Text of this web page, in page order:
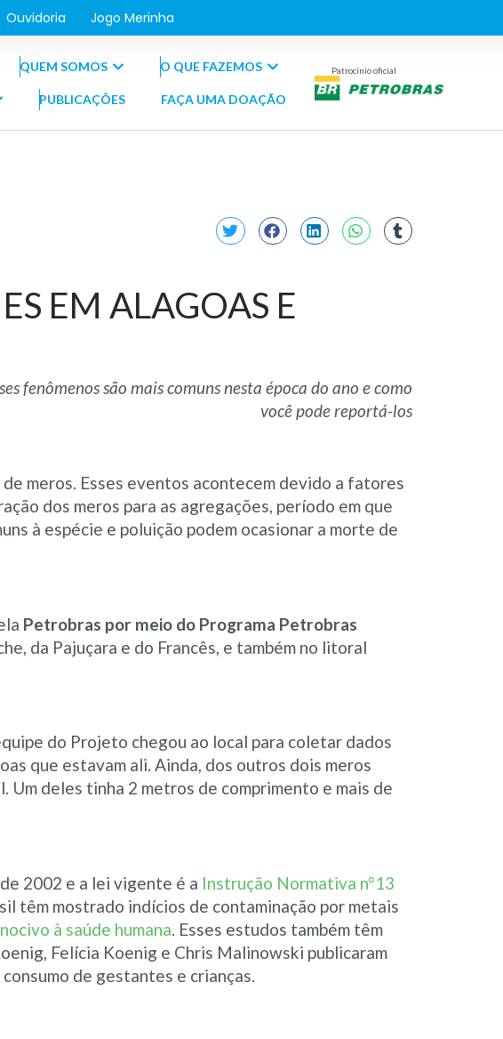
Ouvidoria Jogo Merinha
QUEM SOMOS O QUE FAZEMOS
PUBLICAÇÕES FAÇA UMA DOAÇÃO
Patrocínio oficial
EM ALAGOAS E
fenômenos são mais comuns nesta época do ano e como
você pode reportá-los
meros. Esses eventos acontecem devido a fatores
dos meros para as agregações, período em que
à espécie e poluição podem ocasionar a morte de
Petrobras por meio do Programa Petrobras
da Pajuçara e do Francês, e também no litoral
do Projeto chegou ao local para coletar dados
que estavam ali. Ainda, dos outros dois meros
deles tinha 2 metros de comprimento e mais de
2002 e a lei vigente é a Instrução Normativa n°13
têm mostrado indícios de contaminação por metais
nocivo à saúde humana. Esses estudos também têm
Felícia Koenig e Chris Malinowski publicaram
de gestantes e crianças.